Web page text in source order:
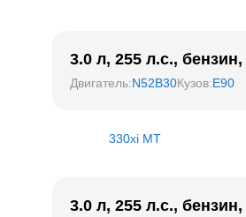
3.0 л, 255 л.с.,
Двигатель:N52B30Кузов:E90
330xi MT
3.0 л, 255 л.с.,